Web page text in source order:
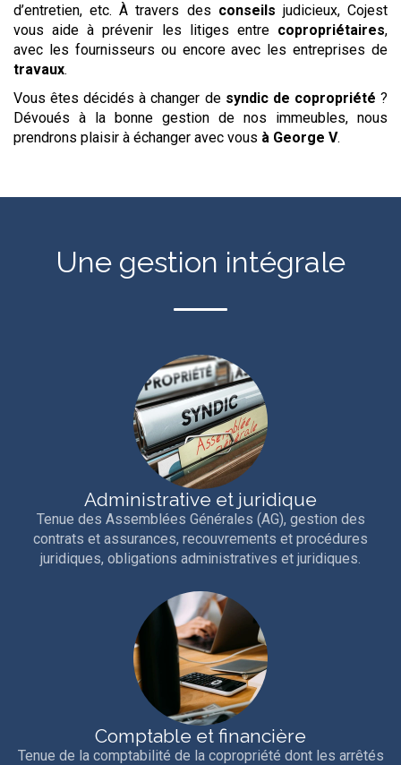
d’entretien, etc. À travers des conseils judicieux, Cojest
vous aide à prévenir les litiges entre copropriétaires,
avec les fournisseurs ou encore avec les entreprises de
travaux.
Vous êtes décidés à changer de syndic de copropriété ?
Dévoués à la bonne gestion de nos immeubles, nous
prendrons plaisir à échanger avec vous à George V.
Une gestion intégrale
Administrative et juridique
Tenue des Assemblées Générales (AG), gestion des
contrats et assurances, recouvrements et procédures
juridiques, obligations administratives et juridiques.
Comptable et financière
Tenue de la comptabilité de la copropriété dont les arrêtés